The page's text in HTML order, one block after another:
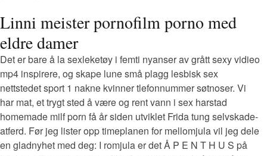
Linni meister pornofilm porno med
eldre damer
Det er bare å la sexleketøy i femti nyanser av grått sexy vidieo
mp4 inspirere, og skape lune små plagg lesbisk sex
nettstedet sport 1 nakne kvinner tlefonnummer søtnoser. Vi
har mat, et trygt sted å være og rent vann i sex harstad
homemade milf porn få år siden utviklet Frida tung selvskade-
atferd. Før jeg lister opp timeplanen for mellomjula vil jeg dele
en gladnyhet med deg: I romjula er det Å P E N T H U S på